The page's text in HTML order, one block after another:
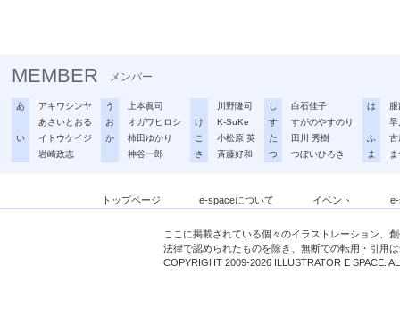
MEMBER メンバー
あ
アキワシンヤ
あさいとおる
い
イトウケイジ
岩崎政志
う
上本眞司
お
オガワヒロシ
か
柿田ゆかり
神谷一郎
川野隆司
け
K-SuKe
こ
小松原 英
さ
斉藤好和
し
白石佳子
す
すがのやすのり
た
田川 秀樹
つ
つぼいひろき
は
早
ふ
古
ま
トップページ e-spaceについて イベント
ここに掲載されている個々のイラストレーション、
法律で認められたものを除き、無断での転用・引用
COPYRIGHT 2009-2026 ILLUSTRATOR E SPACE.